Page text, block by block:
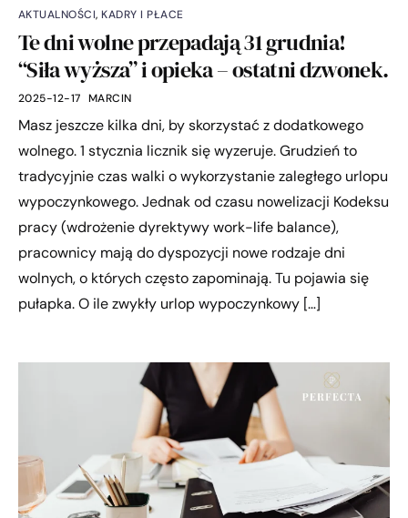
AKTUALNOŚCI,KADRY I PŁACE
Te dni wolne przepadają 31 grudnia!
“Siła wyższa” i opieka – ostatni dzwonek.
2025-12-17 MARCIN
Masz jeszcze kilka dni, by skorzystać z dodatkowego
wolnego. 1 stycznia licznik się wyzeruje. Grudzień to
tradycyjnie czas walki o wykorzystanie zaległego urlopu
wypoczynkowego. Jednak od czasu nowelizacji Kodeksu
pracy (wdrożenie dyrektywy work-life balance),
pracownicy mają do dyspozycji nowe rodzaje dni
wolnych, o których często zapominają. Tu pojawia się
pułapka. O ile zwykły urlop wypoczynkowy […]